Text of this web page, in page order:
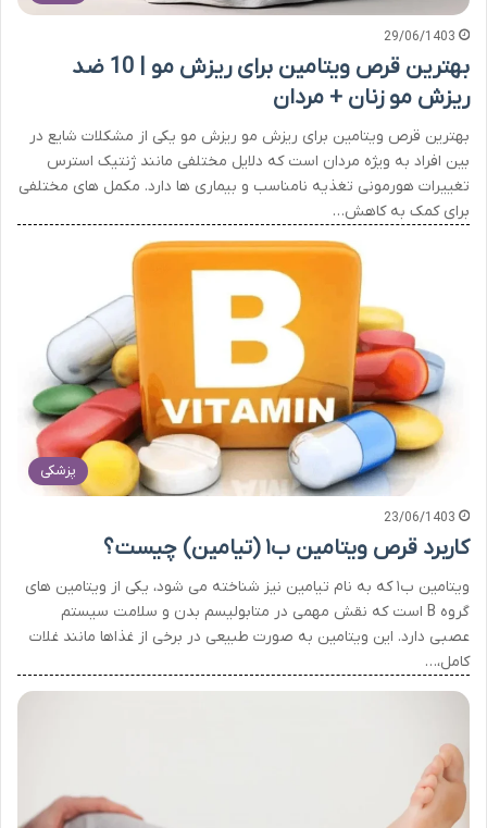
29/06/1403
بهترین قرص ویتامین برای ریزش مو | 10 ضد
ریزش مو زنان + مردان
بهترین قرص ویتامین برای ریزش مو ریزش مو یکی از مشکلات شایع در
بین افراد به ویژه مردان است که دلایل مختلفی مانند ژنتیک استرس
تغییرات هورمونی تغذیه نامناسب و بیماری ها دارد. مکمل های مختلفی
برای کمک به کاهش…
پزشکی
23/06/1403
کاربرد قرص ویتامین ب۱ (تیامین) چیست؟
ویتامین ب۱ که به نام تیامین نیز شناخته می شود، یکی از ویتامین های
گروه B است که نقش مهمی در متابولیسم بدن و سلامت سیستم
عصبی دارد. این ویتامین به صورت طبیعی در برخی از غذاها مانند غلات
کامل،…